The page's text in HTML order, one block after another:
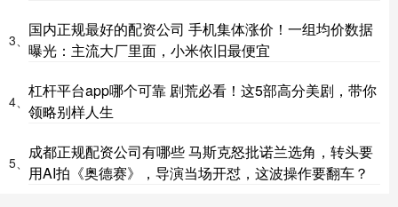
3、
国内正规最好的配资公司 手机集体涨价！一组均价数据
曝光：主流大厂里面，小米依旧最便宜
4、
杠杆平台app哪个可靠 剧荒必看！这5部高分美剧，带你
领略别样人生
5、
成都正规配资公司有哪些 马斯克怒批诺兰选角，转头要
用AI拍《奥德赛》，导演当场开怼，这波操作要翻车？